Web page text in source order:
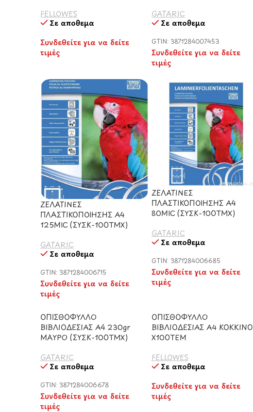
FELLOWES
Σε απόθεμα
Συνδεθείτε για να δείτε
τιμές
GATARIC
Σε απόθεμα
GTIN: 3871284007453
Συνδεθείτε για να δείτε
τιμές
ΖΕΛΑΤΙΝΕΣ
ΠΛΑΣΤΙΚΟΠΟΙΗΣΗΣ Α4
125MIC (ΣΥΣΚ-100ΤΜΧ)
GATARIC
Σε απόθεμα
GTIN: 3871284006715
Συνδεθείτε για να δείτε
τιμές
ΖΕΛΑΤΙΝΕΣ
ΠΛΑΣΤΙΚΟΠΟΙΗΣΗΣ Α4
80MIC (ΣΥΣΚ-100ΤΜΧ)
GATARIC
Σε απόθεμα
GTIN: 3871284006685
Συνδεθείτε για να δείτε
τιμές
ΟΠΙΣΘΟΦΥΛΛΟ
ΒΙΒΛΙΟΔΕΣΙΑΣ Α4 230gr
ΜΑΥΡΟ (ΣΥΣΚ-100ΤΜΧ)
GATARIC
Σε απόθεμα
GTIN: 3871284006678
Συνδεθείτε για να δείτε
τιμές
ΟΠΙΣΘΟΦΥΛΛΟ
ΒΙΒΛΙΟΔΕΣΙΑΣ Α4 ΚΟΚΚΙΝΟ
Χ100ΤΕΜ
FELLOWES
Σε απόθεμα
Συνδεθείτε για να δείτε
τιμές